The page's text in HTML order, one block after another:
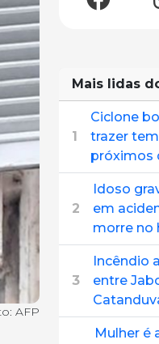
AFP
Mais lidas
1
Ciclone
trazer
próximos
2
Idoso
em
morre no
3
Incêndio
entre
Mulher é